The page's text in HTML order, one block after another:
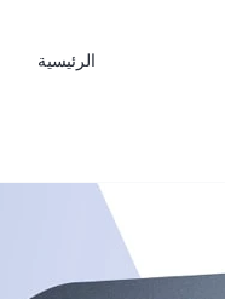
الرئيسية